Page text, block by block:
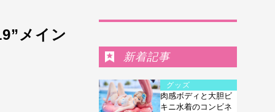
メイン
新着記事
グッズ
肉感ボディと大胆ビ
キニ水着のコンビネ